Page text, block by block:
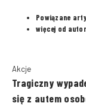
Powiązane
więcej od
Akcje
Tragiczny
się z autem